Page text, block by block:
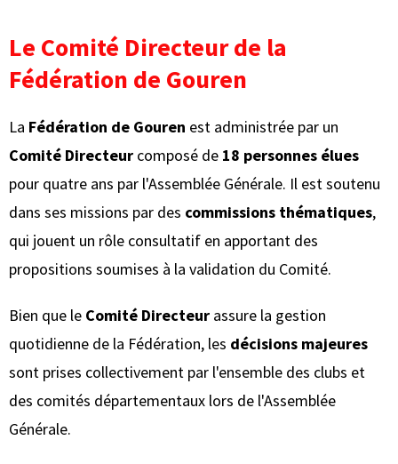
Le Comité Directeur de la
Fédération de Gouren
La Fédération de Gouren est administrée par un
Comité Directeur composé de 18 personnes élues
pour quatre ans par l'Assemblée Générale. Il est soutenu
dans ses missions par des commissions thématiques,
qui jouent un rôle consultatif en apportant des
propositions soumises à la validation du Comité.
Bien que le Comité Directeur assure la gestion
quotidienne de la Fédération, les décisions majeures
sont prises collectivement par l'ensemble des clubs et
des comités départementaux lors de l'Assemblée
Générale.